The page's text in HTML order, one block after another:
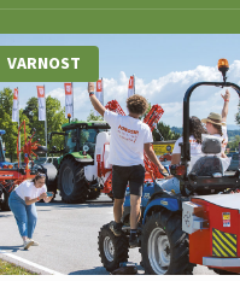
VARNOST